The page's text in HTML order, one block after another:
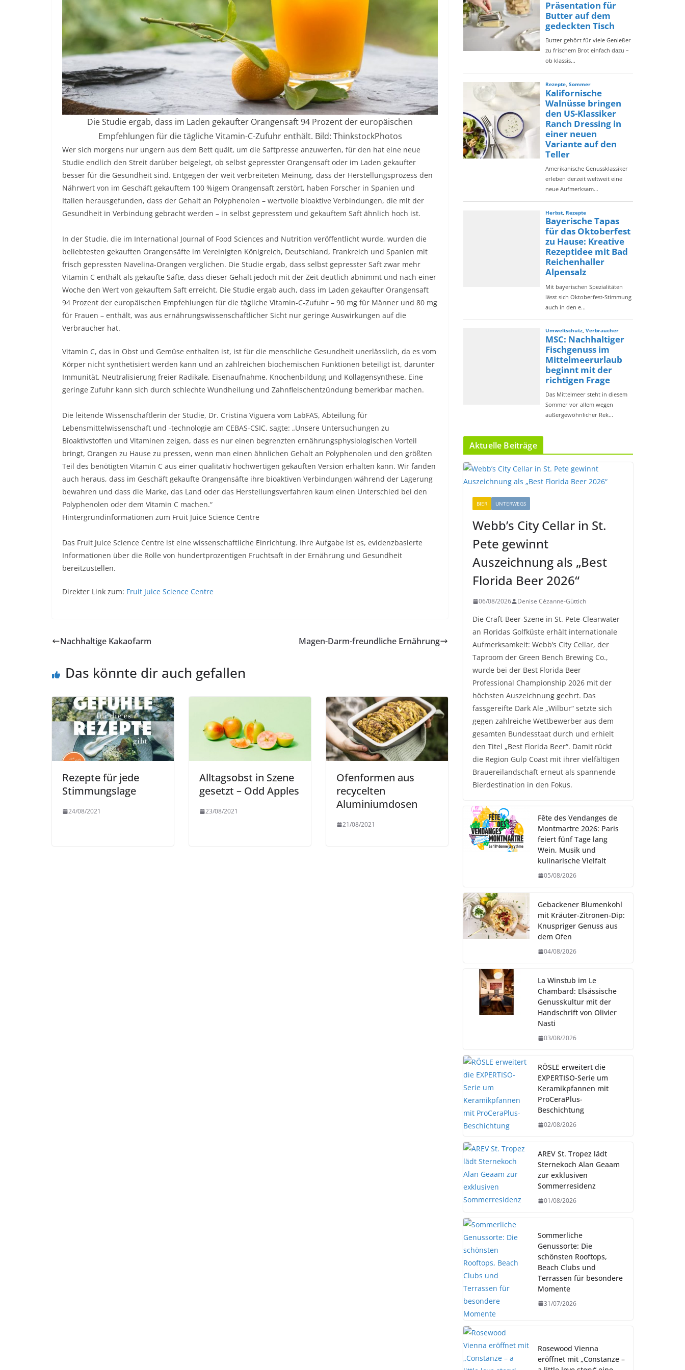
Die Studie ergab, dass im Laden gekaufter Orangensaft 94 Prozent der europäischen
Empfehlungen für die tägliche Vitamin-C-Zufuhr enthält. Bild: ThinkstockPhotos
Wer sich morgens nur ungern aus dem Bett quält, um die Saftpresse anzuwerfen, für den hat eine neue
Studie endlich den Streit darüber beigelegt, ob selbst gepresster Orangensaft oder im Laden gekaufter
besser für die Gesundheit sind. Entgegen der weit verbreiteten Meinung, dass der Herstellungsprozess den
Nährwert von im Geschäft gekauftem 100 %igem Orangensaft zerstört, haben Forscher in Spanien und
Italien herausgefunden, dass der Gehalt an Polyphenolen – wertvolle bioaktive Verbindungen, die mit der
Gesundheit in Verbindung gebracht werden – in selbst gepresstem und gekauftem Saft ähnlich hoch ist.
In der Studie, die im International Journal of Food Sciences and Nutrition veröffentlicht wurde, wurden die
beliebtesten gekauften Orangensäfte im Vereinigten Königreich, Deutschland, Frankreich und Spanien mit
frisch gepressten Navelina-Orangen verglichen. Die Studie ergab, dass selbst gepresster Saft zwar mehr
Vitamin C enthält als gekaufte Säfte, dass dieser Gehalt jedoch mit der Zeit deutlich abnimmt und nach einer
Woche den Wert von gekauftem Saft erreicht. Die Studie ergab auch, dass im Laden gekaufter Orangensaft
94 Prozent der europäischen Empfehlungen für die tägliche Vitamin-C-Zufuhr – 90 mg für Männer und 80 mg
für Frauen – enthält, was aus ernährungswissenschaftlicher Sicht nur geringe Auswirkungen auf die
Verbraucher hat.
Vitamin C, das in Obst und Gemüse enthalten ist, ist für die menschliche Gesundheit unerlässlich, da es vom
Körper nicht synthetisiert werden kann und an zahlreichen biochemischen Funktionen beteiligt ist, darunter
Immunität, Neutralisierung freier Radikale, Eisenaufnahme, Knochenbildung und Kollagensynthese. Eine
geringe Zufuhr kann sich durch schlechte Wundheilung und Zahnfleischentzündung bemerkbar machen.
Die leitende Wissenschaftlerin der Studie, Dr. Cristina Viguera vom LabFAS, Abteilung für
Lebensmittelwissenschaft und -technologie am CEBAS-CSIC, sagte: „Unsere Untersuchungen zu
Bioaktivstoffen und Vitaminen zeigen, dass es nur einen begrenzten ernährungsphysiologischen Vorteil
bringt, Orangen zu Hause zu pressen, wenn man einen ähnlichen Gehalt an Polyphenolen und den größten
Teil des benötigten Vitamin C aus einer qualitativ hochwertigen gekauften Version erhalten kann. Wir fanden
auch heraus, dass im Geschäft gekaufte Orangensäfte ihre bioaktiven Verbindungen während der Lagerung
bewahren und dass die Marke, das Land oder das Herstellungsverfahren kaum einen Unterschied bei den
Polyphenolen oder dem Vitamin C machen.“
Hintergrundinformationen zum Fruit Juice Science Centre
Das Fruit Juice Science Centre ist eine wissenschaftliche Einrichtung. Ihre Aufgabe ist es, evidenzbasierte
Informationen über die Rolle von hundertprozentigen Fruchtsaft in der Ernährung und Gesundheit
bereitzustellen.
Direkter Link zum: Fruit Juice Science Centre
Nachhaltige Kakaofarm Magen-Darm-freundliche Ernährung
Das könnte dir auch gefallen
Rezepte für jede
Stimmungslage
24/08/2021
Alltagsobst in Szene
gesetzt – Odd Apples
23/08/2021
Ofenformen aus
recycelten
Aluminiumdosen
21/08/2021
Aktuelle Beiträge
BIER UNTERWEGS
Webb’s City Cellar in St.
Pete gewinnt
Auszeichnung als „Best
Florida Beer 2026“
06/08/2026 Denise Cézanne-Güttich
Die Craft-Beer-Szene in St. Pete-Clearwater
an Floridas Golfküste erhält internationale
Aufmerksamkeit: Webb’s City Cellar, der
Taproom der Green Bench Brewing Co.,
wurde bei der Best Florida Beer
Professional Championship 2026 mit der
höchsten Auszeichnung geehrt. Das
fassgereifte Dark Ale „Wilbur“ setzte sich
gegen zahlreiche Wettbewerber aus dem
gesamten Bundesstaat durch und erhielt
den Titel „Best Florida Beer“. Damit rückt
die Region Gulp Coast mit ihrer vielfältigen
Brauereilandschaft erneut als spannende
Bierdestination in den Fokus.
Fête des Vendanges de
Montmartre 2026: Paris
feiert fünf Tage lang
Wein, Musik und
kulinarische Vielfalt
05/08/2026
Gebackener Blumenkohl
mit Kräuter-Zitronen-Dip:
Knuspriger Genuss aus
dem Ofen
04/08/2026
La Winstub im Le
Chambard: Elsässische
Genusskultur mit der
Handschrift von Olivier
Nasti
03/08/2026
RÖSLE erweitert die
EXPERTISO-Serie um
Keramikpfannen mit
ProCeraPlus-
Beschichtung
02/08/2026
AREV St. Tropez lädt
Sternekoch Alan Geaam
zur exklusiven
Sommerresidenz
01/08/2026
Sommerliche
Genussorte: Die
schönsten Rooftops,
Beach Clubs und
Terrassen für besondere
Momente
31/07/2026
Rosewood Vienna
eröffnet mit „Constanze –